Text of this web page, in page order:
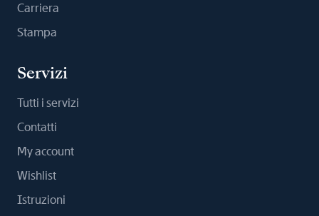
Carriera
Stampa
Servizi
Tutti i servizi
Contatti
My account
Wishlist
Istruzioni